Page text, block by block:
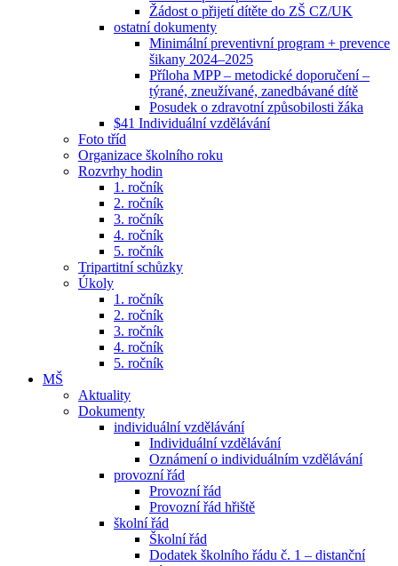
Žádost o přijetí dítěte do ZŠ CZ/UK
ostatní dokumenty
Minimální preventivní program + prevence
šikany 2024–2025
Příloha MPP – metodické doporučení –
týrané, zneužívané, zanedbávané dítě
Posudek o zdravotní způsobilosti žáka
$41 Individuální vzdělávání
Foto tříd
Organizace školního roku
Rozvrhy hodin
1. ročník
2. ročník
3. ročník
4. ročník
5. ročník
Tripartitní schůzky
Úkoly
1. ročník
2. ročník
3. ročník
4. ročník
5. ročník
MŠ
Aktuality
Dokumenty
individuální vzdělávání
Individuální vzdělávání
Oznámení o individuálním vzdělávání
provozní řád
Provozní řád
Provozní řád hřiště
školní řád
Školní řád
Dodatek školního řádu č. 1 – distanční